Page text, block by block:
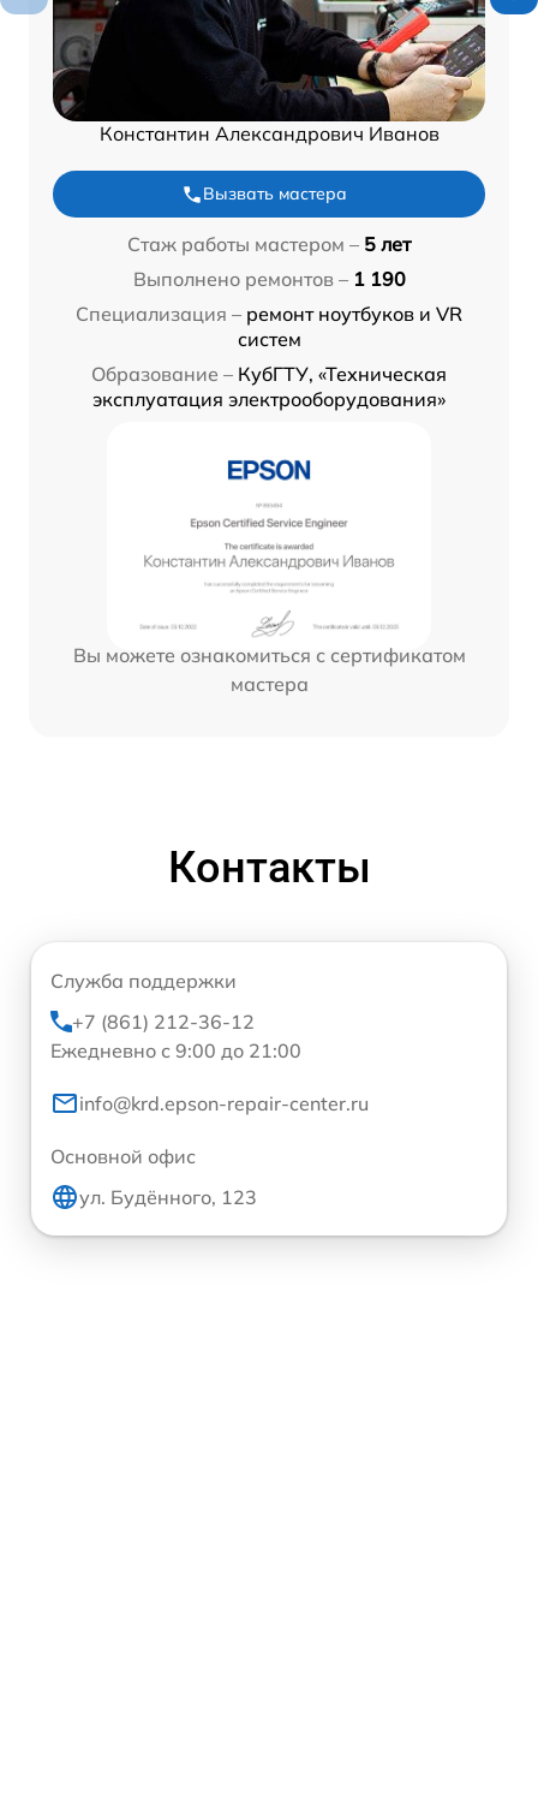
Константин Александрович Иванов
Вызвать мастера
Стаж работы мастером – 5 лет
Выполнено ремонтов – 1 190
Специализация – ремонт ноутбуков и VR
систем
Образование – КубГТУ, «Техническая
эксплуатация электрооборудования»
Вы можете ознакомиться с сертификатом
мастера
Контакты
Служба поддержки
+7 (861) 212-36-12
Ежедневно с 9:00 до 21:00
info@krd.epson-repair-center.ru
Основной офис
ул. Будённого, 123